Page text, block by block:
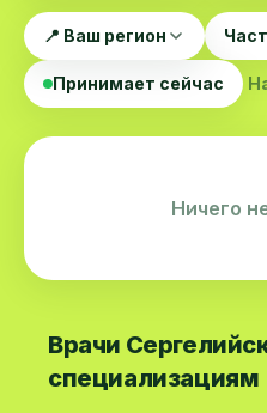
📍 Ваш регион
Принимает сейчас
Ничего
Врачи
специализациям